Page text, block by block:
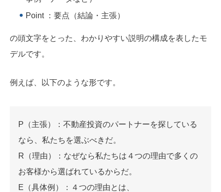
Point ：要点（結論・主張）
の頭文字をとった、わかりやすい説明の構成を表したモ
デルです。
例えば、以下のような形です。
P（主張）：不動産投資のパートナーを探している
なら、私たちを選ぶべきだ。
R（理由）：なぜなら私たちは４つの理由で多くの
お客様から選ばれているからだ。
E（具体例）：４つの理由とは、